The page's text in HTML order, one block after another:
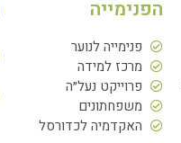
הפנימייה
פנימייה לנוער
מרכז למידה
פרוייקט נעל״ה
משפחתונים
האקדמיה לכדורסל